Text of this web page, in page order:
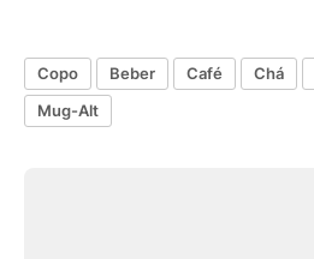
Copo Beber Café Chá
Mug-Alt